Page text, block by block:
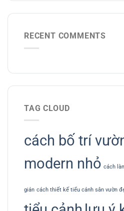
RECENT COMMENTS
TAG CLOUD
cách bố trí
modern nhỏ cách
giản cách thiết kế tiểu cảnh sân vườn